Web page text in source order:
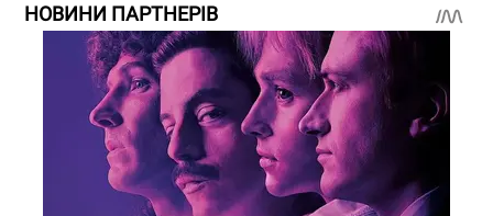
НОВИНИ ПАРТНЕРІВ